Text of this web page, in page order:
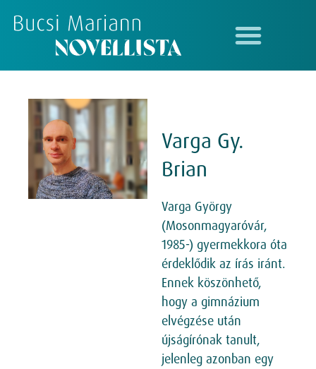
Varga Gy.
Brian
Varga György
(Mosonmagyaróvár,
1985-) gyermekkora óta
érdeklődik az írás iránt.
Ennek köszönhető,
hogy a gimnázium
elvégzése után
újságírónak tanult,
jelenleg azonban egy